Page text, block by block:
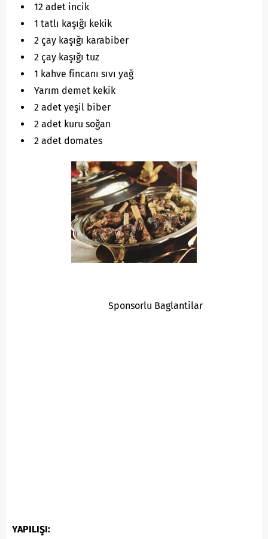
12 adet incik
1 tatlı kaşığı kekik
2 çay kaşığı karabiber
2 çay kaşığı tuz
1 kahve fincanı sıvı yağ
Yarım demet kekik
2 adet yeşil biber
2 adet kuru soğan
2 adet domates
Sponsorlu Baglantilar
YAPILIŞI: